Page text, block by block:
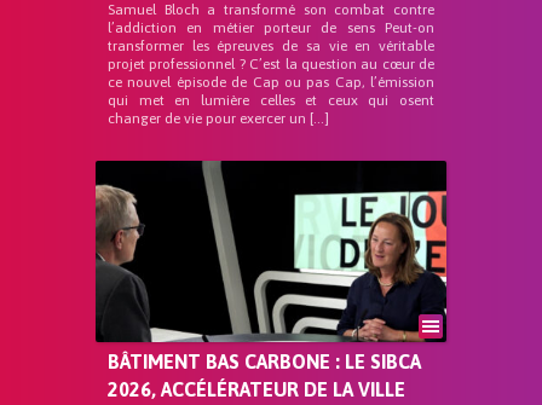
Samuel Bloch a transformé son combat contre
l’addiction en métier porteur de sens Peut-on
transformer les épreuves de sa vie en véritable
projet professionnel ? C’est la question au cœur de
ce nouvel épisode de Cap ou pas Cap, l’émission
qui met en lumière celles et ceux qui osent
changer de vie pour exercer un […]
BÂTIMENT BAS CARBONE : LE SIBCA
2026, ACCÉLÉRATEUR DE LA VILLE